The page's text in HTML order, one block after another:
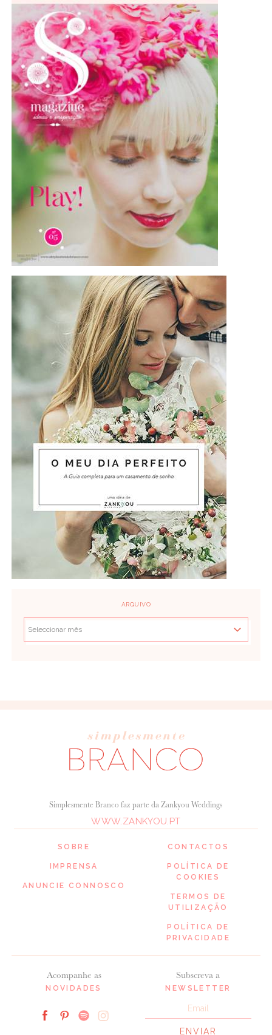
ARQUIVO
SOBRE
IMPRENSA
ANUNCIE CONNOSCO
Acompanhe as
NOVIDADES
Simplesmente Branco faz parte da Zankyou Weddings
WWW.ZANKYOU.PT
Subscreva a
NEWSLETTER
CONTACTOS
POLÍTICA DE
COOKIES
TERMOS DE
UTILIZAÇÃO
POLÍTICA DE
PRIVACIDADE